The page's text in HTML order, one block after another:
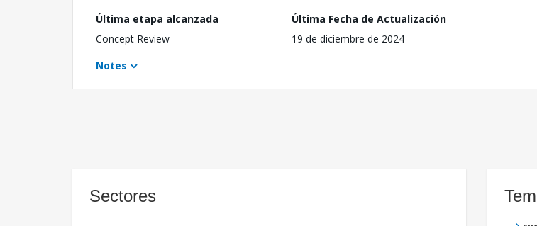
Última etapa alcanzada
Concept Review
Última Fecha de Actualización
19 de diciembre de 2024
Notes
Sectores